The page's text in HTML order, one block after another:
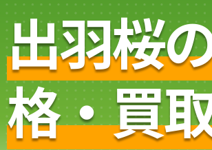
出羽桜
格・買